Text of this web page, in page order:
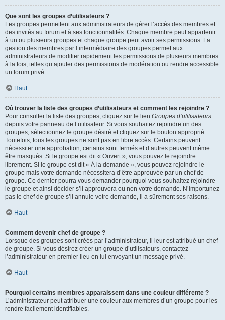
Que sont les groupes d’utilisateurs ?
Les groupes permettent aux administrateurs de gérer l’accès des membres et
des invités au forum et à ses fonctionnalités. Chaque membre peut appartenir
à un ou plusieurs groupes et chaque groupe peut avoir ses permissions. La
gestion des membres par l’intermédiaire des groupes permet aux
administrateurs de modifier rapidement les permissions de plusieurs membres
à la fois, telles qu’ajouter des permissions de modération ou rendre accessible
un forum privé.
Haut
Où trouver la liste des groupes d’utilisateurs et comment les rejoindre ?
Pour consulter la liste des groupes, cliquez sur le lien Groupes d’utilisateurs
depuis votre panneau de l’utilisateur. Si vous souhaitez rejoindre un des
groupes, sélectionnez le groupe désiré et cliquez sur le bouton approprié.
Toutefois, tous les groupes ne sont pas en libre accès. Certains peuvent
nécessiter une approbation, certains sont fermés et d’autres peuvent même
être masqués. Si le groupe est dit « Ouvert », vous pouvez le rejoindre
librement. Si le groupe est dit « À la demande », vous pouvez rejoindre le
groupe mais votre demande nécessitera d’être approuvée par un chef de
groupe. Ce dernier pourra vous demander pourquoi vous souhaitez rejoindre
le groupe et ainsi décider s’il approuvera ou non votre demande. N’importunez
pas le chef de groupe s’il annule votre demande, il a sûrement ses raisons.
Haut
Comment devenir chef de groupe ?
Lorsque des groupes sont créés par l’administrateur, il leur est attribué un chef
de groupe. Si vous désirez créer un groupe d’utilisateurs, contactez
l’administrateur en premier lieu en lui envoyant un message privé.
Haut
Pourquoi certains membres apparaissent dans une couleur différente ?
L’administrateur peut attribuer une couleur aux membres d’un groupe pour les
rendre facilement identifiables.